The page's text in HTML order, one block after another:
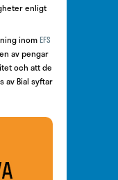
enligt
inomEFS
av pengar
och att de
av Bial syftar